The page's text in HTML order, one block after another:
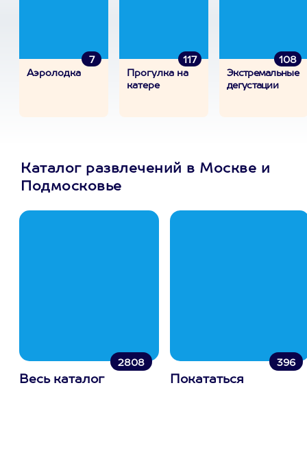
7
Аэролодка
117
Прогулка на
катере
108
Экстремальные
дегустации
Каталог развлечений в Москве и
Подмосковье
2808
Весь каталог
396
Покататься